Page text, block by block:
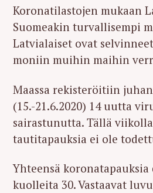
Koronatilastojen mukaan
Suomeakin turvallisempi
Latvialaiset ovat
moniin muihin maihin
Maassa rekisteröitiin
(15.-21.6.2020) 14 uutta
sairastunutta. Tällä
tautitapauksia ei ole
Yhteensä
kuolleita 30. Vastaavat